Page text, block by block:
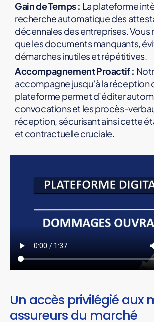
Gain de Temps : La plateforme
recherche automatique des
décennales des entreprises. Vous
que les documents manquants,
démarches inutiles et répétitives.
Accompagnement Proactif :
accompagne jusqu’à la réception
plateforme permet d’éditer
convocations et les procès-
réception, sécurisant ainsi cette
et contractuelle cruciale.
Un accès privilégié aux
assureurs du marché